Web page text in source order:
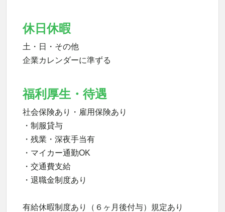
休日休暇
土・日・その他
企業カレンダーに準ずる
福利厚生・待遇
社会保険あり・雇用保険あり
・制服貸与
・残業・深夜手当有
・マイカー通勤OK
・交通費支給
・退職金制度あり
有給休暇制度あり（６ヶ月後付与）規定あり